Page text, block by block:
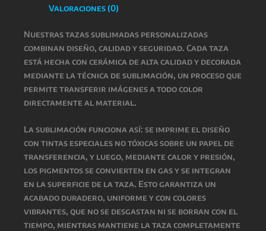
Valoraciones (0)
Nuestrastazas sublimadas personalizadas
combinan diseño, calidad y seguridad. Cada taza
está hecha con cerámica de alta calidady decorada
mediante la técnica de sublimación, un proceso que
permite transferir imágenes a todo color
directamente al material.
La sublimación funciona así: se imprime el diseño
con tintas especiales no tóxicassobre un papel de
transferencia, y luego, mediante calor y presión,
los pigmentos se convierten en gas y se integran
en la superficie de la taza. Esto garantiza un
acabado duradero, uniforme y con colores
vibrantes, que no se desgastan ni se borran con el
tiempo, mientras mantiene la taza completamente